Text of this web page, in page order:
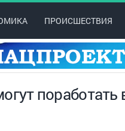
ПРОИСШЕСТВИЯ
поработать